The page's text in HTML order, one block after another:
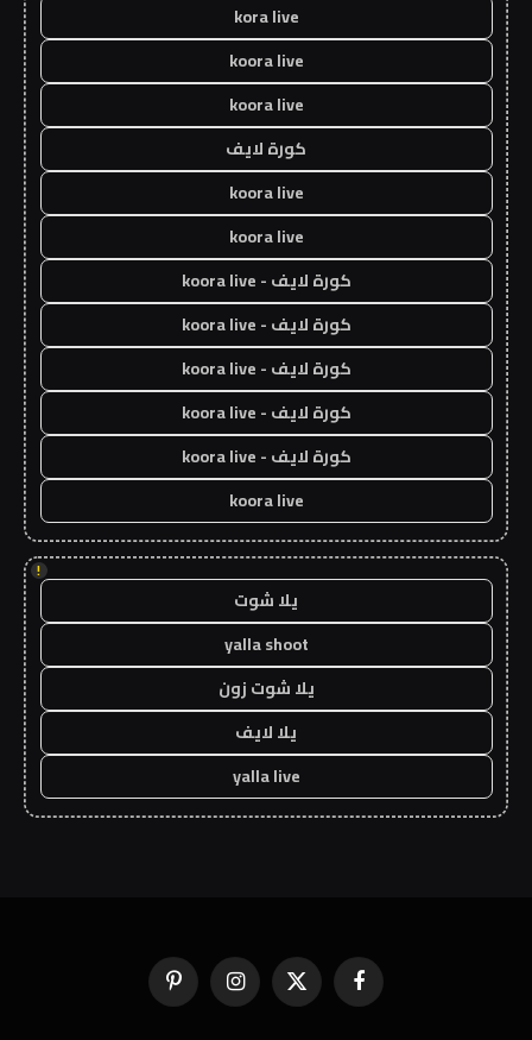
kora live
koora live
koora live
كورة لايف
koora live
koora live
كورة لايف - koora live
كورة لايف - koora live
كورة لايف - koora live
كورة لايف - koora live
كورة لايف - koora live
koora live
!
يلا شوت
yalla shoot
يلا شوت زون
يلا لايف
yalla live
فيسبوك X
(Twitter)
الانستغرامبينتيريست